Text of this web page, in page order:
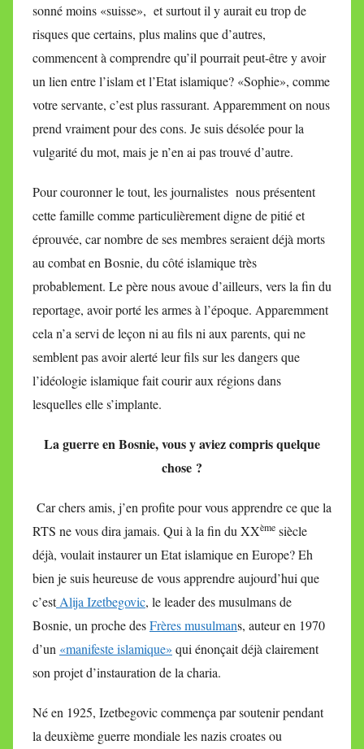
sonné moins «suisse», et surtout il y aurait eu trop de
risques que certains, plus malins que d’autres,
commencent à comprendre qu’il pourrait peut-être y avoir
un lien entre l’islam et l’Etat islamique? «Sophie», comme
votre servante, c’est plus rassurant. Apparemment on nous
prend vraiment pour des cons. Je suis désolée pour la
vulgarité du mot, mais je n’en ai pas trouvé d’autre.
Pour couronner le tout, les journalistes nous présentent
cette famille comme particulièrement digne de pitié et
éprouvée, car nombre de ses membres seraient déjà morts
au combat en Bosnie, du côté islamique très
probablement. Le père nous avoue d’ailleurs, vers la fin du
reportage, avoir porté les armes à l’époque. Apparemment
cela n’a servi de leçon ni au fils ni aux parents, qui ne
semblent pas avoir alerté leur fils sur les dangers que
l’idéologie islamique fait courir aux régions dans
lesquelles elle s’implante.
La guerre en Bosnie, vous y aviez compris quelque
chose ?
Car chers amis, j’en profite pour vous apprendre ce que la
RTS ne vous dira jamais. Qui à la fin du XXème siècle
déjà, voulait instaurer un Etat islamique en Europe? Eh
bien je suis heureuse de vous apprendre aujourd’hui que
c’estAlija Izetbegovic, le leader des musulmans de
Bosnie, un proche desFrères musulmans, auteur en 1970
d’un «manifeste islamique» qui énonçait déjà clairement
son projet d’instauration de la charia.
Né en 1925, Izetbegovic commença par soutenir pendant
la deuxième guerre mondiale les nazis croates ou